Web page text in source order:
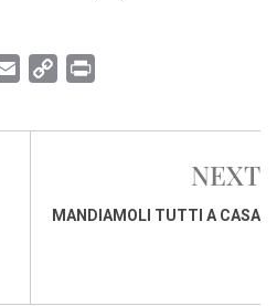
a
p
i
i
NEXT
MANDIAMOLI TUTTI A CASA